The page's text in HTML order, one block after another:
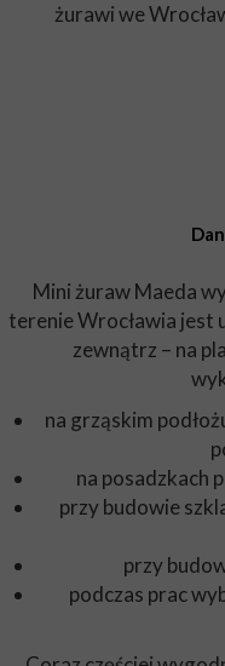
żurawi we
Mini żuraw Maeda
terenie Wrocławia jest
zewnątrz – na
na grząskim
na posadzkach
przy budowie
przy
podczas prac